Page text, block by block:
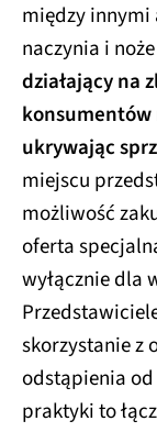
między innymi
naczynia i
działający na
konsumentów
ukrywając
miejscu
możliwość
oferta
wyłącznie dla
skorzystanie z
odstąpienia od
praktyki to